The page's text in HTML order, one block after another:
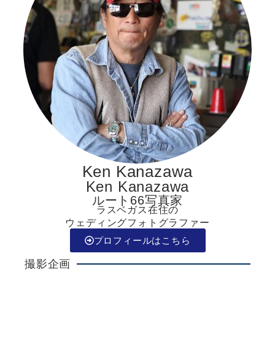
Ken Kanazawa
Ken Kanazawa
ルート66写真家
ラスベガス在住の
ウェディングフォトグラファー
プロフィールはこちら
撮影企画